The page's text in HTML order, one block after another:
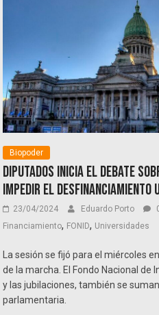
Biopoder
Diputados inicia el debate
impedir el
23/04/2024 Eduardo Porto
Financiamiento, FONID, Universidades
La sesión se fijó para el miércoles
de la marcha. El Fondo Nacional de
y las jubilaciones, también se
parlamentaria.